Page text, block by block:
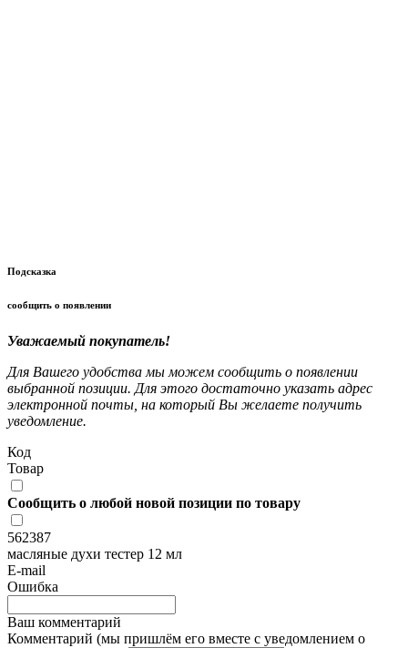
Подсказка
сообщить о появлении
Уважаемый покупатель!
Для Вашего удобства мы можем сообщить о появлении
выбранной позиции. Для этого достаточно указать адрес
электронной почты, на который Вы желаете получить
уведомление.
Код
Товар
Сообщить о любой новой позиции по товару
562387
масляные духи тестер 12 мл
E-mail
Ошибка
Ваш комментарий
Комментарий (мы пришлём его вместе с уведомлением о